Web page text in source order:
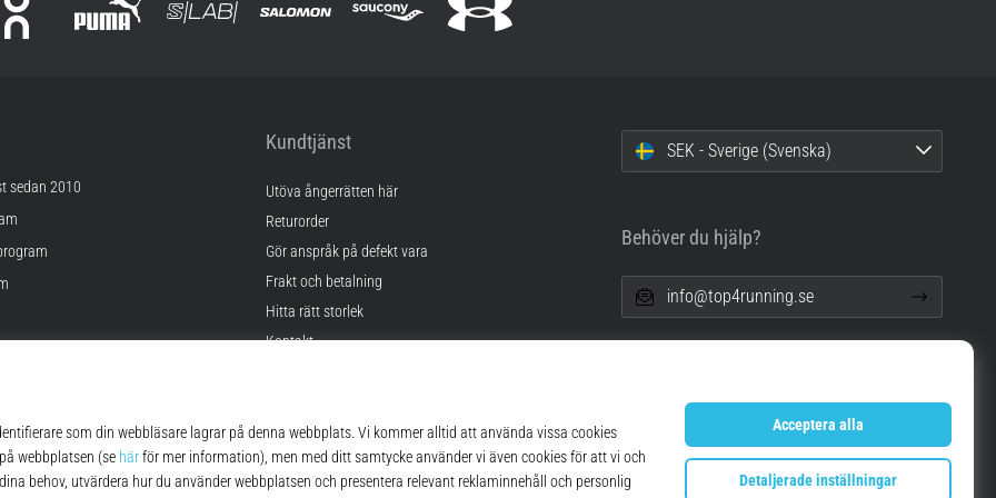
sedan 2010
Kundtjänst
Utöva ångerrätten här
Returorder
Gör anspråk på defekt vara
Frakt och betalning
Hitta rätt storlek
Kontakt
SEK - Sverige (Svenska)
Behöver du hjälp?
info@top4running.se